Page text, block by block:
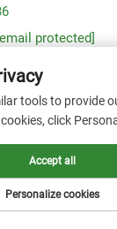
[email protected]
por Hebei
Ltd. -Política
tools to provide
click
Personalize cookies
Accept all